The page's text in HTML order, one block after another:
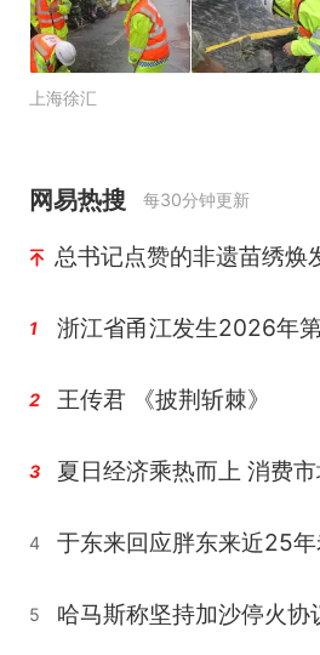
上海徐汇
网易热搜 每30分钟更新
总书记点赞的非遗苗绣焕
1
2 王传君 《披荆斩棘》
3
4
5